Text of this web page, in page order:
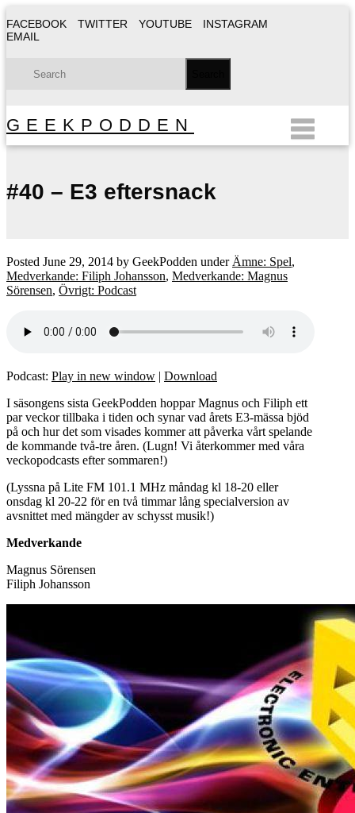
FACEBOOK TWITTER YOUTUBE
INSTAGRAM
EMAIL
GEEKPODDEN
#40 – E3 eftersnack
Posted June 29, 2014 by GeekPodden under Ämne: Spel,
Medverkande: Filiph Johansson, Medverkande: Magnus
Sörensen, Övrigt: Podcast
Podcast: Play in new window | Download
I säsongens sista GeekPodden hoppar Magnus och Filiph ett
par veckor tillbaka i tiden och synar vad årets E3-mässa bjöd
på och hur det som visades kommer att påverka vårt spelande
de kommande två-tre åren. (Lugn! Vi återkommer med våra
veckopodcasts efter sommaren!)
(Lyssna på Lite FM 101.1 MHz måndag kl 18-20 eller
onsdag kl 20-22 för en två timmar lång specialversion av
avsnittet med mängder av schysst musik!)
Medverkande
Magnus Sörensen
Filiph Johansson